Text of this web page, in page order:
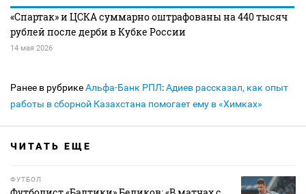
«Спартак» и ЦСКА суммарно оштрафованы на 440 тысяч
рублей после дерби в Кубке России
14 мая 2026
Ранее в рубрикеАльфа-Банк РПЛ:Адиев рассказал, как опыт
работы в сборной Казахстана помогает ему в «Химках»
ЧИТАТЬ ЕЩЕ
ФУТБОЛ